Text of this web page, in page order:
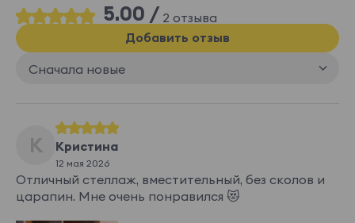
5.00 / 2 отзыва
Сначала новые
Добавить отзыв
К Кристина
12 мая 2026
Отличный стеллаж, вместительный, без сколов и
царапин. Мне очень понравился 😻